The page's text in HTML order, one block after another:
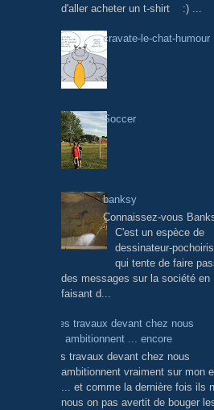
d'aller acheter un t-shirt :) ...
cravate-le-chat-humour
Soccer
banksy
Connaissez-vous
C'est un espèce de
dessinateur-
qui tente de faire
des messages sur la société en
faisant d...
Les travaux devant chez nous
ambitionnent ... encore
Les travaux devant chez nous
ambitionnent vraiment sur mon
... et comme la dernière fois ils
nous on pas avertit de bouger